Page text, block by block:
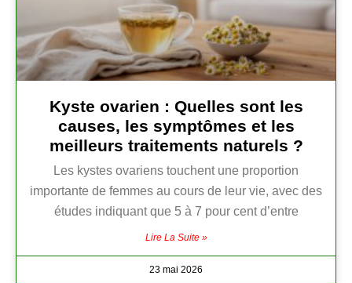
Kyste ovarien : Quelles sont les
causes, les symptômes et les
meilleurs traitements naturels ?
Les kystes ovariens touchent une proportion
importante de femmes au cours de leur vie, avec des
études indiquant que 5 à 7 pour cent d’entre
Lire La Suite »
23 mai 2026